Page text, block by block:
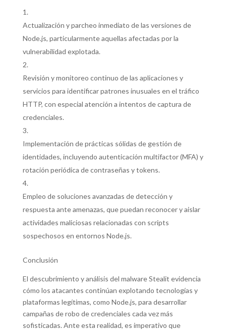
Actualización y parcheo inmediato de las versiones de
Node.js, particularmente aquellas afectadas por la
vulnerabilidad explotada.
Revisión y monitoreo continuo de las aplicaciones y
servicios para identificar patrones inusuales en el tráfico
HTTP, con especial atención a intentos de captura de
credenciales.
Implementación de prácticas sólidas de gestión de
identidades, incluyendo autenticación multifactor (MFA) y
rotación periódica de contraseñas y tokens.
Empleo de soluciones avanzadas de detección y
respuesta ante amenazas, que puedan reconocer y aislar
actividades maliciosas relacionadas con scripts
sospechosos en entornos Node.js.
Conclusión
El descubrimiento y análisis del malware Stealit evidencia
cómo los atacantes continúan explotando tecnologías y
plataformas legítimas, como Node.js, para desarrollar
campañas de robo de credenciales cada vez más
sofisticadas. Ante esta realidad, es imperativo que